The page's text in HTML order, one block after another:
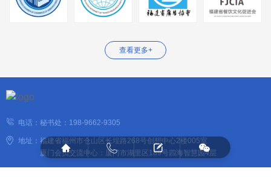
查看更多+
电话：秘书处： 198-9662-9305
地址：福建省福州市仓山区长埕路268号创想中心2楼005室
厦门会员交流中心：厦门市湖里区189号四海智慧园4层
   